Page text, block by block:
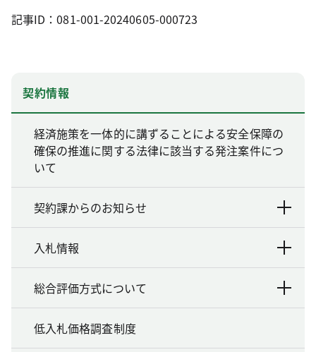
記事ID：081-001-20240605-000723
契約情報
経済施策を一体的に講ずることによる安全保障の
確保の推進に関する法律に該当する発注案件につ
いて
契約課からのお知らせ
入札情報
総合評価方式について
低入札価格調査制度